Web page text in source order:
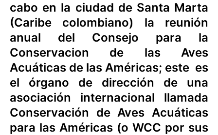
cabo en la ciudad de Santa Marta
(Caribe colombiano) la reunión
anual del Consejo para la
Conservacion de las Aves
Acuáticas de las Américas; este es
el órgano de dirección de una
asociación internacional llamada
Conservación de Aves Acuáticas
para las Américas (o WCC por sus